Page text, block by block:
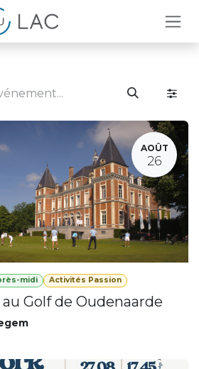
AOÛT
26
midi Activités Passion
Golf de Oudenaarde